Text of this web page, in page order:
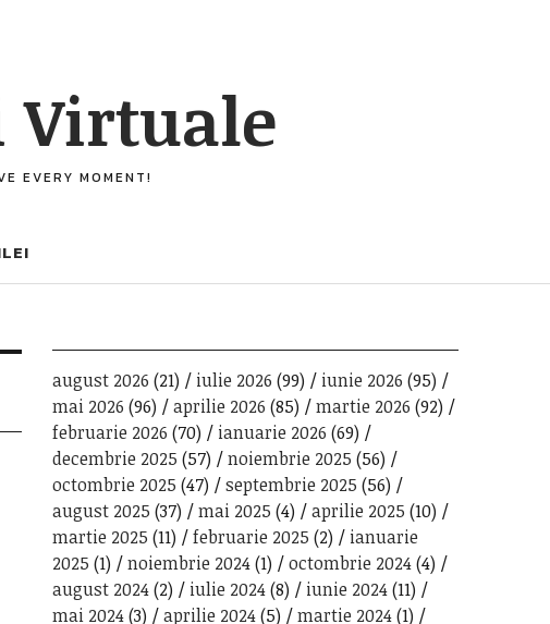
EVERY MOMENT!
august 2026 (21) iulie 2026 (99) iunie 2026 (95)
mai 2026 (96) aprilie 2026 (85) martie 2026 (92)
februarie 2026 (70) ianuarie 2026 (69)
decembrie 2025 (57) noiembrie 2025 (56)
octombrie 2025 (47) septembrie 2025 (56)
august 2025 (37) mai 2025 (4) aprilie 2025 (10)
martie 2025 (11) februarie 2025 (2)
ianuarie
2025 (1) noiembrie 2024(1) octombrie 2024(4)
august 2024(2) iulie 2024(8) iunie 2024(11)
mai 2024(3) aprilie 2024(5) martie 2024(1)